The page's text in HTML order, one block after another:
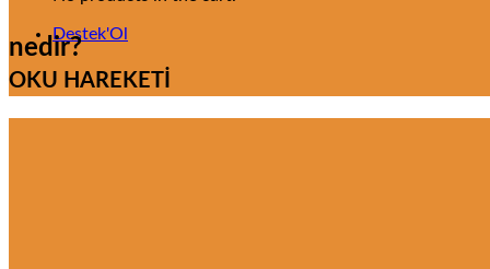
Destek'Ol
nedir?
OKU HAREKETİ